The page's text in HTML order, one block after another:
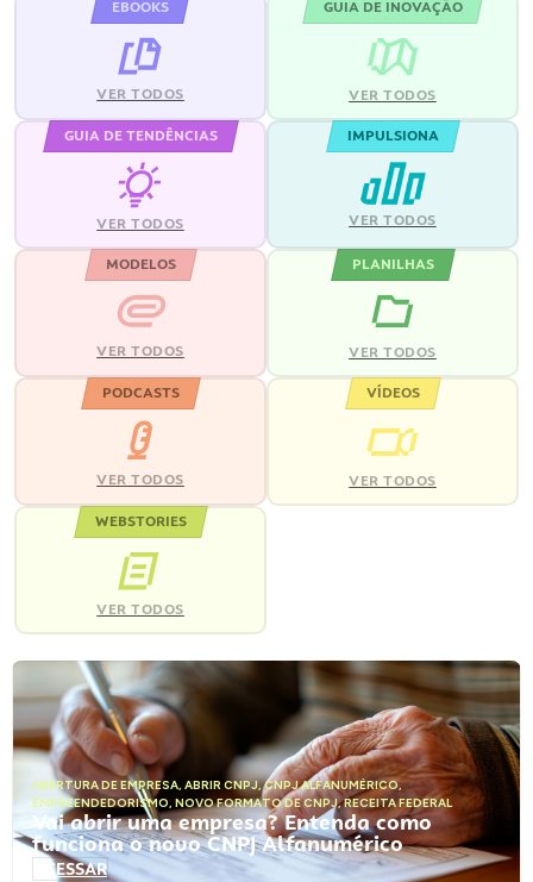
EBOOKS
VER TODOS
GUIA DE INOVAÇÃO
VER TODOS
GUIA DE TENDÊNCIAS
VER TODOS
IMPULSIONA
VER TODOS
MODELOS
VER TODOS
PLANILHAS
VER TODOS
PODCASTS
VER TODOS
VÍDEOS
VER TODOS
WEBSTORIES
VER TODOS
ABERTURA DE EMPRESA, ABRIR CNPJ,CNPJ ALFANUMÉRICO,
EMPREENDEDORISMO, NOVO FORMATO DE CNPJ,RECEITA FEDERAL
Vai abrir uma empresa? Entenda como
funciona o novo CNPJ Alfanumérico
ACESSAR